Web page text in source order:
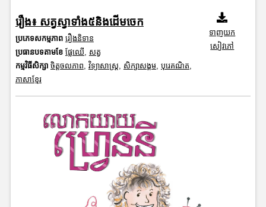
រឿង៖ សត្វស្វាទាំង៥និងដើមចេក
ប្រភេទសកម្មភាព រឿងនិទាន
ប្រធានបទតាមខែ ផ្លែឈើ
សត្វ
កម្មវិធីសិក្សា ចិត្តចលភាព វិទ្យាសាស្រ្ត សិក្សាសង្គម, បុរេគណិត
ភាសាខ្មែរ
ទាញយក
សៀវភៅ